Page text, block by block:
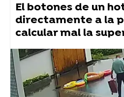
El botones de un
directamente a la
calcular mal la
Vídeo viral